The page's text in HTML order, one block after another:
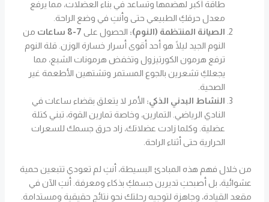
طاقة أكبر لهضمها وتساعد في بناء العضلات، مما يرفع
معدل حرقكِ الطبيعي حتى وأنتِ في وضع الراحة.
الصيانة المنتظمة (النوم): الحصول على 7-8 ساعات
من
النوم الجيد ليلًا هو أحد أقوى أسرار خسارة الوزن. قلة النوم
ترفع هرمون الكورتيزول وتخفض هرمونات الشبع، مما
يجعلكِ تشعرين بالجوع المستمر وتشتهين الأطعمة غير
الصحية.
النشاط البدني الذكي: الأمر لا يتعلق بقضاء ساعات في
النادي الرياضي. التمارين، وخاصة تمارين القوة، تبني كتلة
عضلية. وكلما زادت عضلاتك، زاد حرق جسمك للسعرات
الحرارية حتى أثناء الراحة.
من خلال فهم هذه المبادئ البسيطة، أنتِ لم تعودي تتبعين حمية
عشوائية، بل أصبحتِ تديرين جسمكِ بذكاء ومعرفة. أنتِ الآن في
مقعد القيادة، وجاهزة لتوجيه رحلتك نحو نتائج حقيقية ومستدامة.